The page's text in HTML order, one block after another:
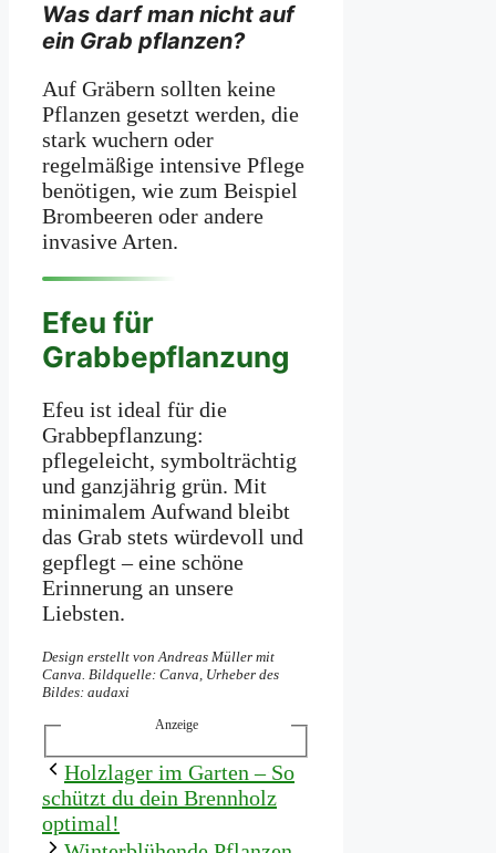
Was darf man nicht auf
ein Grab pflanzen?
Auf Gräbern sollten keine
Pflanzen gesetzt werden, die
stark wuchern oder
regelmäßige intensive Pflege
benötigen, wie zum Beispiel
Brombeeren oder andere
invasive Arten.
Efeu für
Grabbepflanzung
Efeu ist ideal für die
Grabbepflanzung:
pflegeleicht, symbolträchtig
und ganzjährig grün. Mit
minimalem Aufwand bleibt
das Grab stets würdevoll und
gepflegt – eine schöne
Erinnerung an unsere
Liebsten.
Design erstellt von Andreas Müller mit
Canva. Bildquelle: Canva, Urheber des
Bildes: audaxi
Anzeige
Holzlager im Garten – So
schützt du dein Brennholz
optimal!